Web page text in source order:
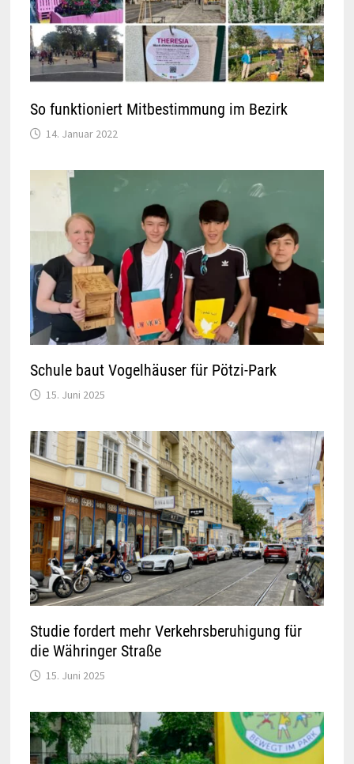
So funktioniert Mitbestimmung im Bezirk
14. Januar 2022
Schule baut Vogelhäuser für Pötzi-Park
15. Juni 2025
Studie fordert mehr Verkehrsberuhigung für
die Währinger Straße
15. Juni 2025